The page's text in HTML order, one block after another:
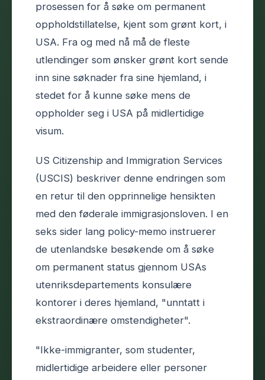
prosessen for å søke om permanent
oppholdstillatelse, kjent som grønt kort, i
USA. Fra og med nå må de fleste
utlendinger som ønsker grønt kort sende
inn sine søknader fra sine hjemland, i
stedet for å kunne søke mens de
oppholder seg i USA på midlertidige
visum.
US Citizenship and Immigration Services
(USCIS) beskriver denne endringen som
en retur til den opprinnelige hensikten
med den føderale immigrasjonsloven. I en
seks sider lang policy-memo instruerer
de utenlandske besøkende om å søke
om permanent status gjennom USAs
utenriksdepartements konsulære
kontorer i deres hjemland, "unntatt i
ekstraordinære omstendigheter".
"Ikke-immigranter, som studenter,
midlertidige arbeidere eller personer